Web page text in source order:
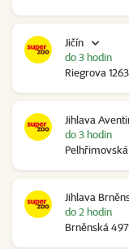
Jičín
Riegrova
do 3 hodin
Jihlava
do 3 hodin
Jihlava
Brněnská
do 2 hodin